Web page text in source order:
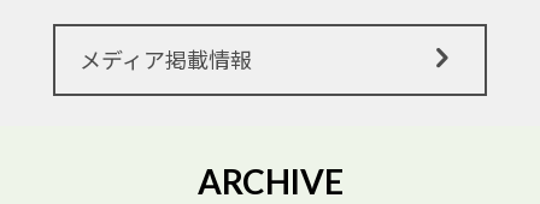
メディア掲載情報
ARCHIVE